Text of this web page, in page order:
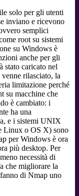
solo per gli utenti
inviano e ricevono
semplici
root su sistemi
su Windows è
anche per gli
stato caricato nel
rilasciato, la
limitazione perché
su macchine che
è cambiato: i
ha una
e i sistemi UNIX
Linux o OS X) sono
per Windows è ora
più desktop. Per
necessità di
che migliorare la
di Nmap uno